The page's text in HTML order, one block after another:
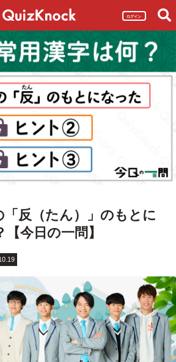
ログイン
「反（たん）」のもとに
今日の一問】